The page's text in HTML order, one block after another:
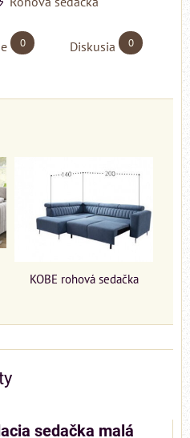
0 Diskusia 0
KOBE rohová sedačka
sedačka malá